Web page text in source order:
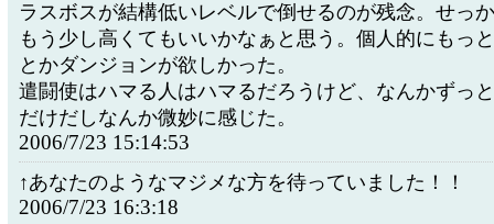
ラスボスが結構低いレベルで倒せるのが残念。せっ
もう少し高くてもいいかなぁと思う。個人的にもっ
とかダンジョンが欲しかった。
遣闘使はハマる人はハマるだろうけど、なんかずっ
だけだしなんか微妙に感じた。
2006/7/23 15:14:53
↑あなたのようなマジメな方を待っていました！！
2006/7/23 16:3:18